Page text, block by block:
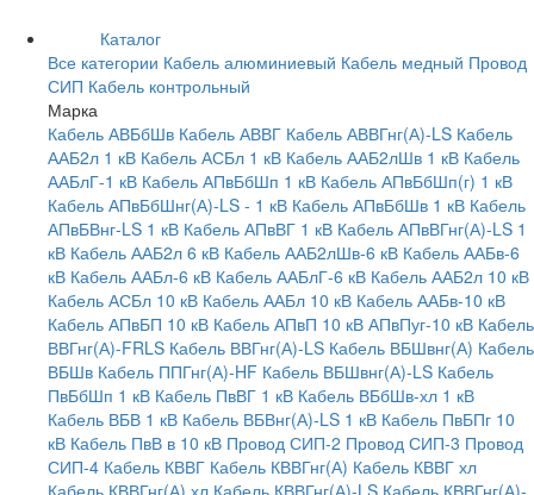
Каталог
Все категории Кабель алюминиевый Кабель медный Провод
СИП Кабель контрольный
Марка
Кабель АВБбШв Кабель АВВГ Кабель АВВГнг(А)-LS Кабель
ААБ2л 1 кВ Кабель АСБл 1 кВ Кабель ААБ2лШв 1 кВ Кабель
ААБлГ-1 кВ Кабель АПвБбШп 1 кВ Кабель АПвБбШп(г) 1 кВ
Кабель АПвБбШнг(А)-LS - 1 кВ Кабель АПвБбШв 1 кВ Кабель
АПвБВнг-LS 1 кВ Кабель АПвВГ 1 кВ Кабель АПвВГнг(А)-LS 1
кВ Кабель ААБ2л 6 кВ Кабель ААБ2лШв-6 кВ Кабель ААБв-6
кВ Кабель ААБл-6 кВ Кабель ААБлГ-6 кВ Кабель ААБ2л 10 кВ
Кабель АСБл 10 кВ Кабель ААБл 10 кВ Кабель ААБв-10 кВ
Кабель АПвБП 10 кВ Кабель АПвП 10 кВ АПвПуг-10 кВ Кабель
ВВГнг(А)-FRLS Кабель ВВГнг(А)-LS Кабель ВБШвнг(А) Кабель
ВБШв Кабель ППГнг(А)-HF Кабель ВБШвнг(А)-LS Кабель
ПвБбШп 1 кВ Кабель ПвВГ 1 кВ Кабель ВБбШв-хл 1 кВ
Кабель ВБВ 1 кВ Кабель ВБВнг(А)-LS 1 кВ Кабель ПвБПг 10
кВ Кабель ПвВ в 10 кВ Провод СИП-2 Провод СИП-3 Провод
СИП-4 Кабель КВВГ Кабель КВВГнг(А) Кабель КВВГ хл
Кабель КВВГнг(А) хл Кабель КВВГнг(А)-LS Кабель КВВГнг(А)-